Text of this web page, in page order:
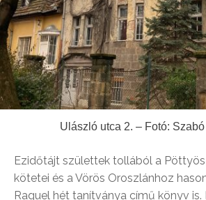
Ulászló utca 2. – Fotó:
Ezidőtájt születtek tollából a
kötetei és a Vörös Oroszlánhoz
Raguel hét tanítványa című könyv is.